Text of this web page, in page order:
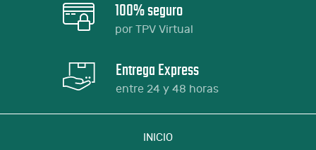
100% seguro
por TPV Virtual
Entrega Express
entre 24 y 48 horas
INICIO